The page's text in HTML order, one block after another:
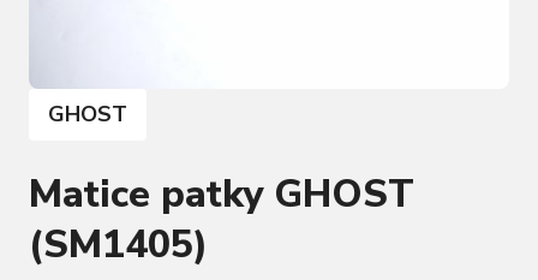
GHOST
Matice patky GHOST
(SM1405)